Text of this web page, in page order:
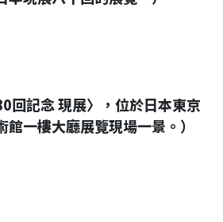
回記念 現展〉，位於日本東京
一樓大廳展覽現場一景。）